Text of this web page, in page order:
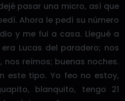
pasar una micro, así que
Ahora le pedí su número
y me fui a casa. Llegué a
Lucas del paradero; nos
nos reímos; buenas noches.
este tipo. Yo feo no estoy,
blanquito, tengo 21